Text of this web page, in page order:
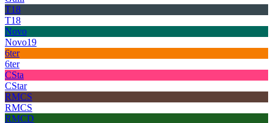
T18
T18
Novo
Novo19
6ter
6ter
CSta
CStar
RMCS
RMCS
RMCD